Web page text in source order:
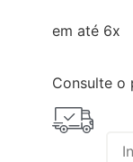
em até 6x
Consulte o